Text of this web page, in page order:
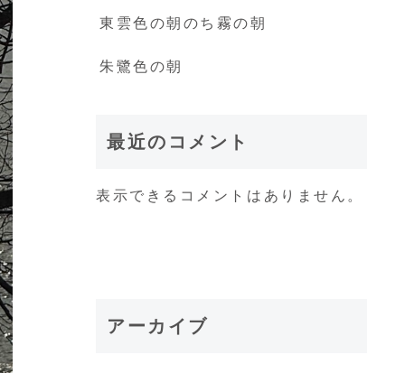
東雲色の朝のち霧の朝
朱鷺色の朝
最近のコメント
表示できるコメントはありません。
アーカイブ